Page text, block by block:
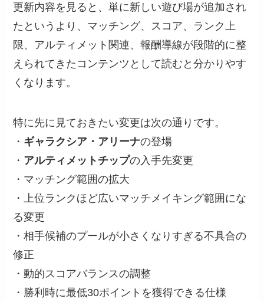
更新内容を見ると、単に新しい遊び場が追加され
たというより、マッチング、スコア、ランク上
限、アルティメット関連、報酬導線が段階的に整
えられてきたコンテンツとして読むと分かりやす
くなります。
特に先に見ておきたい変更は次の通りです。
・ ギャラクシア・アリーナの登場
・ アルティメットチップの入手先変更
・マッチング範囲の拡大
・上位ランクほど広いマッチメイキング範囲にな
る変更
・相手候補のプールが小さくなりすぎる不具合の
修正
・動的スコアバランスの調整
・勝利時に最低30ポイントを獲得できる仕様